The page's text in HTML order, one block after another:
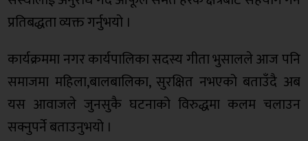
प्रतिबद्धता व्यक्त गर्नुभयो ।
कार्यक्रममा नगर कार्यपालिका सदस्य गीता भुसालले आज पनि
समाजमा महिला,बालबालिका, सुरक्षित नभएको बताउँदै अब
यस आवाजले जुनसुकै घटनाको विरुद्धमा कलम चलाउन
सक्नुपर्ने बताउनुभयो ।